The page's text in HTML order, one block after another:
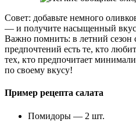
Совет: добавьте немного
— и получите насыщенный вкус
Важно помнить: в летний сезон
предпочтений есть те, кто
тех, кто предпочитает
по своему вкусу!
Пример рецепта салата
Помидоры — 2 шт.